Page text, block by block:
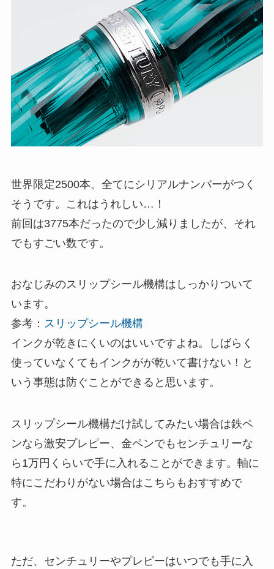
世界限定2500本。全てにシリアルナンバーがつく
そうです。これはうれしい…！
前回は3775本だったので少し減りましたが、それ
でもすごい数です。
おなじみのスリップシール機構はしっかりついて
います。
参考： スリップシール機構
インクが乾きにくいのはいいですよね。しばらく
使っていなくてもインクがが乾いて書けない！と
いう事態は防ぐことができると思います。
スリップシール機構だけ試してみたい場合は鉄ペ
ンなら激安プレピー、金ペンでもセンチュリーな
ら1万円くらいで手に入れることができます。軸に
特にこだわりがない場合はこちらもおすすめで
す。
ただ、センチュリーやプレピーはいつでも手に入